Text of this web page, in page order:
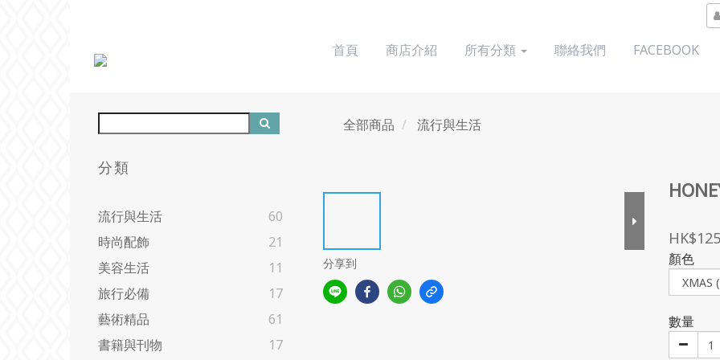
首頁 商店介紹 所有分類 聯絡我們 FACEBOOK
分類
流行與生活
60
時尚配飾
21
美容生活
11
旅行必備
17
藝術精品
61
書籍與刊物
17
全部商品 流行與生活
分享到 顏色
數量